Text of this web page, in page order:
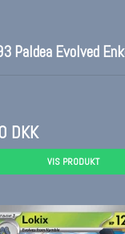
Paldea Evolved
DKK
VIS PRODUKT